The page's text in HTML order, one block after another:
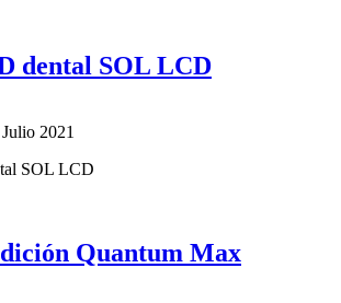
dental SOL LCD
2021
Quantum Max